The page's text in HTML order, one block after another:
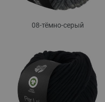
08-тёмно-серый